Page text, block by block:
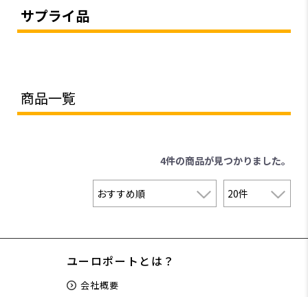
サプライ品
商品一覧
4件の商品が見つかりました。
ユーロポートとは？
会社概要